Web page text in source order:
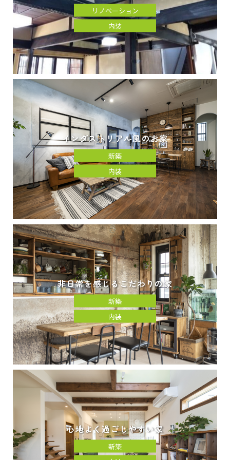
リノベーション
内装
インダストリアル風のお家
新築
内装
非日常を感じるこだわりの家
新築
内装
心地よく過ごしやすい家
新築